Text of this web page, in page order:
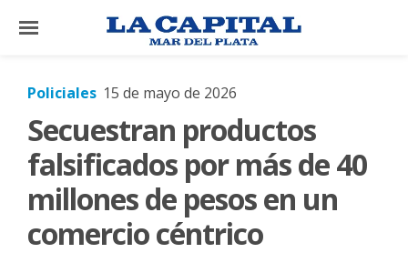
×
El
País
Mundo
La
Policiales 15 de mayo de 2026
Secuestran productos
falsificados por más de 40
millones de pesos en un
comercio céntrico